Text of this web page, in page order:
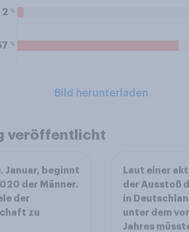
2 %
%
Bild herunterladen
veröffentlicht
Januar, beginnt
der Männer.
der
zu
Laut einer
der Ausstoß
in
unter dem
Jahres